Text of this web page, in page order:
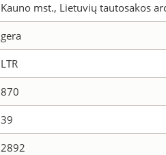
Kauno mst., Lietuvių tautosakos
gera
LTR
870
39
2892